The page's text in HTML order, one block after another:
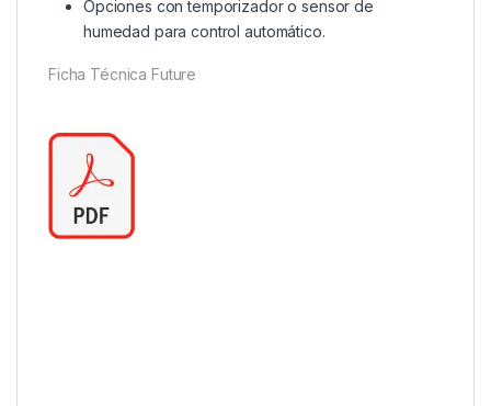
Opciones con temporizador o sensor de
humedad para control automático.
Ficha Técnica Future